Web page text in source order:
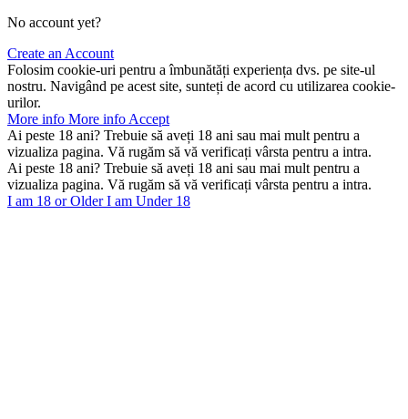
No account yet?
Create an Account
Folosim cookie-uri pentru a îmbunătăți experiența dvs. pe site-ul
nostru. Navigând pe acest site, sunteți de acord cu utilizarea cookie-
urilor.
More info More info Accept
Ai peste 18 ani? Trebuie să aveți 18 ani sau mai mult pentru a
vizualiza pagina. Vă rugăm să vă verificați vârsta pentru a intra.
Ai peste 18 ani? Trebuie să aveți 18 ani sau mai mult pentru a
vizualiza pagina. Vă rugăm să vă verificați vârsta pentru a intra.
I am 18 or OlderI am Under 18